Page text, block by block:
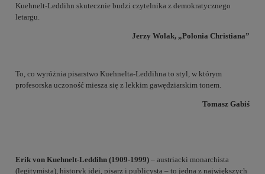
Kuehnelt-Leddihn skutecznie budzi czytelnika z demokratycznego
letargu.
Jerzy Wolak, „Polonia Christiana”
To, co wyróżnia pisarstwo Kuehnelta-Leddihna to styl, w którym
profesorska uczoność miesza się z lekkim gawędziarskim tonem.
Tomasz Gabiś
Erik von Kuehnelt-Leddihn (1909-1999) – austriacki monarchista
(legitymista), historyk idei, pisarz i publicysta – to jedna z największych